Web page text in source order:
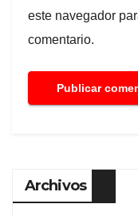
este navegador
comentario.
Archivos